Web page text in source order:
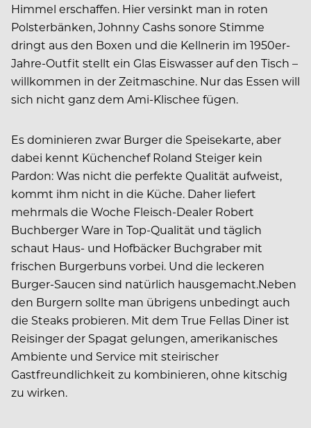
Himmel erschaffen. Hier versinkt man in roten
Polsterbänken, Johnny Cashs sonore Stimme
dringt aus den Boxen und die Kellnerin im 1950er-
Jahre-Outfit stellt ein Glas Eiswasser auf den Tisch –
willkommen in der Zeitmaschine. Nur das Essen will
sich nicht ganz dem Ami-Klischee fügen.
Es dominieren zwar Burger die Speisekarte, aber
dabei kennt Küchenchef Roland Steiger kein
Pardon: Was nicht die perfekte Qualität aufweist,
kommt ihm nicht in die Küche. Daher liefert
mehrmals die Woche Fleisch-Dealer Robert
Buchberger Ware in Top-Qualität und täglich
schaut Haus- und Hofbäcker Buchgraber mit
frischen Burgerbuns vorbei. Und die leckeren
Burger-Saucen sind natürlich hausgemacht.Neben
den Burgern sollte man übrigens unbedingt auch
die Steaks probieren. Mit dem True Fellas Diner ist
Reisinger der Spagat gelungen, amerikanisches
Ambiente und Service mit steirischer
Gastfreundlichkeit zu kombinieren, ohne kitschig
zu wirken.